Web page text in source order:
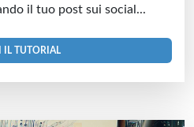
il tuo post sui social...
IL TUTORIAL